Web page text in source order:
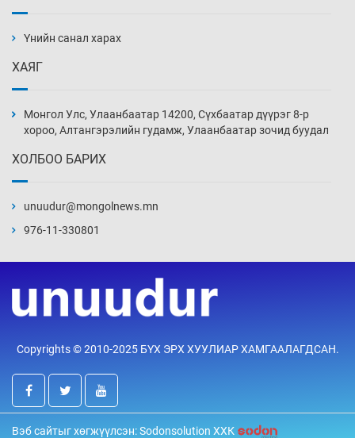
13 цаг 56 мин
14 цаг 26 мин
хэмжээг шинэчлэн тогтоох нь
15 цаг 26 мин
мөнгө, хүрэл медаль хүртэв
15 цаг 52 мин
Нөөцийн махны худалдаа, борлуулалтыг
Үнийн санал харах
ХАЯГ
Монгол Улс, Улаанбаатар 14200, Сүхбаатар дүүрэг 8-р
хороо, Алтангэрэлийн гудамж, Улаанбаатар зочид буудал
ХОЛБОО БАРИХ
unuudur@mongolnews.mn
976-11-330801
Copyrights © 2010-2025 БҮХ ЭРХ ХУУЛИАР ХАМГААЛАГДСАН.
Вэб сайтыг хөгжүүлсэн: Sodonsolution ХХК